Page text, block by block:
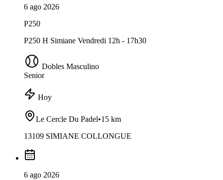
6 ago 2026
P250
P250 H Simiane Vendredi 12h - 17h30
Dobles Masculino
Senior
Hoy
Le Cercle Du Padel•15 km
13109 SIMIANE COLLONGUE
6 ago 2026